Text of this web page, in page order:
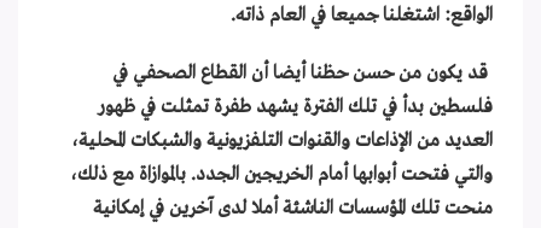
الواقع: اشتغلنا جميعا في العام ذاته.
قد يكون من حسن حظنا أيضا أن القطاع الصحفي في
فلسطين بدأ في تلك الفترة يشهد طفرة تمثلت في ظهور
العديد من الإذاعات والقنوات التلفزيونية والشبكات المحلية،
والتي فتحت أبوابها أمام الخريجين الجدد. بالموازاة مع ذلك،
منحت تلك المؤسسات الناشئة أملا لدى آخرين في إمكانية